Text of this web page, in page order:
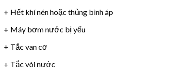
+ Hết khí nén hoặc thủng bình áp
+ Máy bơm nước bị yếu
+ Tắc van cơ
+ Tắc vòi nước